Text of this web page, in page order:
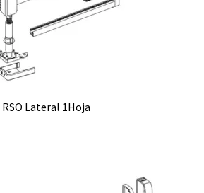
RSO Lateral 1Hoja